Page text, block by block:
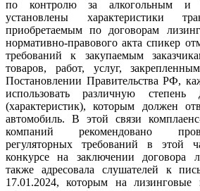
по контролю за алкогольным и
установлены характеристики
приобретаемым по договорам
нормативно-правового акта спикер
требований к закупаемым
товаров, работ, услуг,
Постановлении Правительства РФ,
использовать различную степень
(характеристик), которым должен
автомобиль. В этой связи
компаний рекомендовано
регуляторных требований в этой
конкурсе на заключении договора
также адресовала слушателей к
17.01.2024, которым на лизинговые